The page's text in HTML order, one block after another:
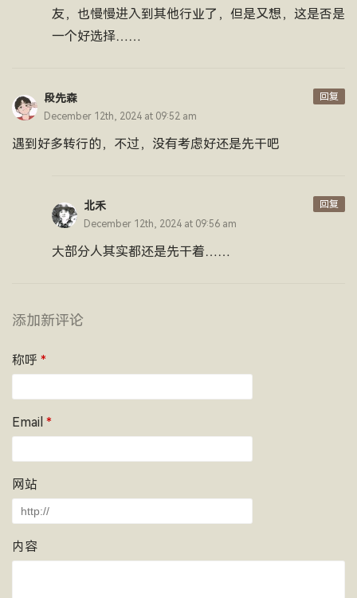
友，也慢慢进入到其他行业了，但是又想，这是否是
一个好选择……
段先森
December 12th, 2024 at 09:52 am
遇到好多转行的，不过，没有考虑好还是先干吧
回复
北禾
December 12th, 2024 at 09:56 am
大部分人其实都还是先干着……
回复
添加新评论
称呼 *
Email *
网站
内容